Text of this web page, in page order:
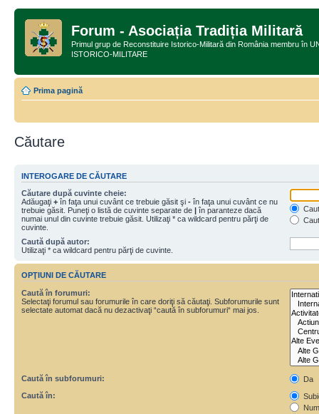
Forum - Asociația Tradiția Militară
Primul grup de Reconstituire Istorico-Militară din România membru în
ISTORICO-MILITARE
Prima pagină
Căutare
INTEROGARE DE CĂUTARE
Căutare după cuvinte cheie:
Adăugaţi + în faţa unui cuvânt ce trebuie găsit şi - în faţa unui cuvânt ce nu
trebuie găsit. Puneţi o listă de cuvinte separate de | în paranteze dacă
numai unul din cuvinte trebuie găsit. Utilizaţi * ca wildcard pentru părţi de
cuvinte.
Caută după autor:
Utilizaţi * ca wildcard pentru părţi de cuvinte.
OPŢIUNI DE CĂUTARE
Caută în forumuri:
Selectaţi forumul sau forumurile în care doriţi să căutaţi. Subforumurile sunt
selectate automat dacă nu dezactivaţi “caută în subforumuri“ mai jos.
Caută în subforumuri:
Da
Caută în: